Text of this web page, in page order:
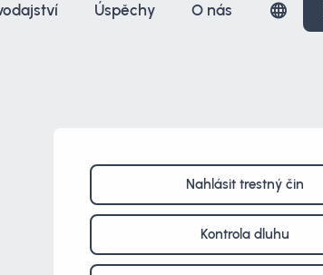
Úspěchy O nás
Nahlásit trestný čin
Kontrola dluhu